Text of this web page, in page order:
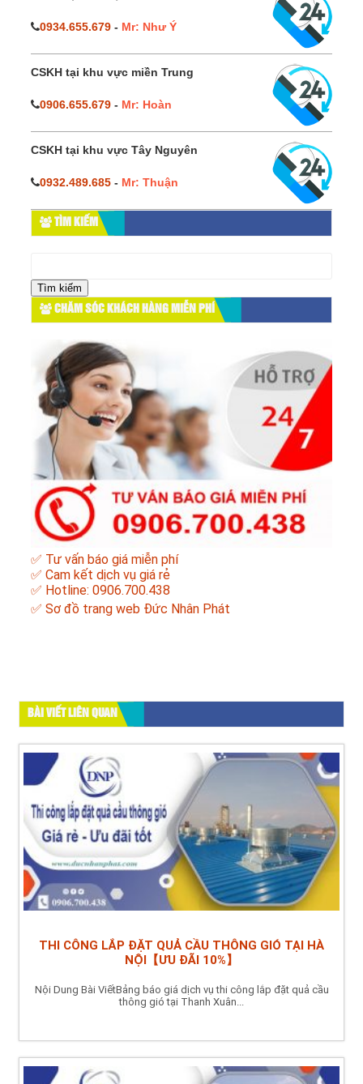
0934.655.679 - Mr: Như Ý
CSKH tại khu vực miền Trung
0906.655.679 - Mr: Hoàn
CSKH tại khu vực Tây Nguyên
0932.489.685 - Mr: Thuận
TÌM KIẾM
cho:
CHĂM SÓC KHÁCH HÀNG MIỄN PHÍ
✅ Tư vấn báo giá miễn phí
✅ Cam kết dịch vụ giá rẻ
✅ Hotline: 0906.700.438
✅ Sơ đồ trang web Đức Nhân Phát
BÀI VIẾT LIÊN QUAN
THI CÔNG LẮP ĐẶT QUẢ CẦU THÔNG GIÓ TẠI HÀ
NỘI【ƯU ĐÃI 10%】
Nội Dung Bài ViếtBảng báo giá dịch vụ thi công lắp đặt quả cầu
thông gió tại Thanh Xuân...